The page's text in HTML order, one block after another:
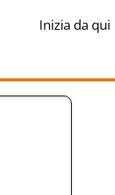
Inizia da qui